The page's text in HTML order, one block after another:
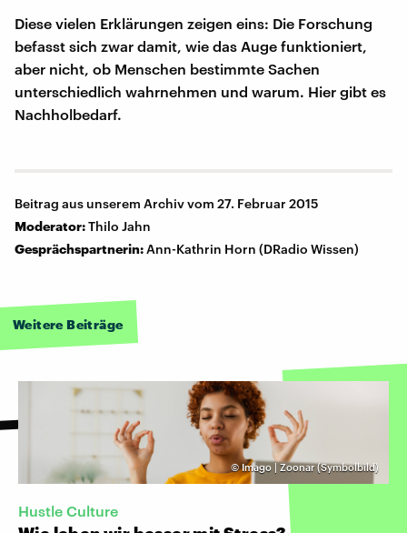
Diese vielen Erklärungen zeigen eins: Die Forschung
befasst sich zwar damit, wie das Auge funktioniert,
aber nicht, ob Menschen bestimmte Sachen
unterschiedlich wahrnehmen und warum. Hier gibt es
Nachholbedarf.
Beitrag aus unserem Archiv vom 27. Februar 2015
Moderator:Thilo Jahn
Gesprächspartnerin:Ann-Kathrin Horn (DRadio Wissen)
Weitere Beiträge
©Imago | Zoonar (Symbolbild)
Hustle Culture